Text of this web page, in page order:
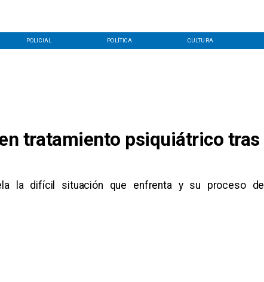
POLICIAL POLÍTICA CULTURA
tratamiento psiquiátrico tras
la difícil situación que enfrenta y su proceso de